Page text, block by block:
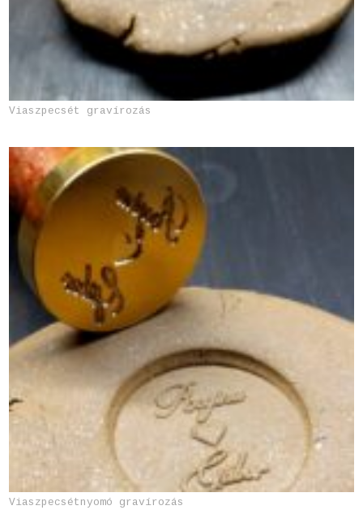
Viaszpecsét gravírozás
Viaszpecsétnyomó gravírozás